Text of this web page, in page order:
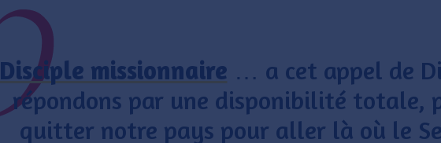
Disciple missionnaire … a cet appel de
répondons par une disponibilité totale,
quitter notre pays pour aller là où le